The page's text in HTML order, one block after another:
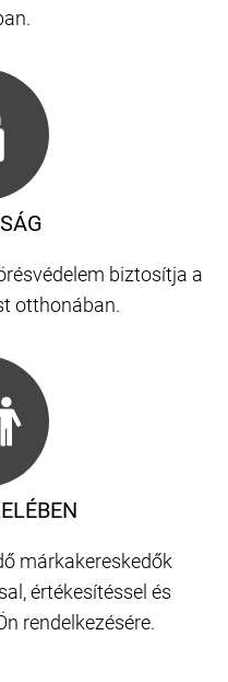
márkakereskedők
értékesítéssel és
rendelkezésére.
biztosítja a
otthonában.